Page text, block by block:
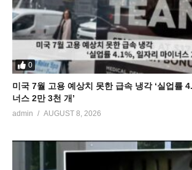
0
미국 7월 고용 예상치 못한 급속 냉각 ‘실업률
너스 2만 3천 개’
admin AUGUST 8, 2026